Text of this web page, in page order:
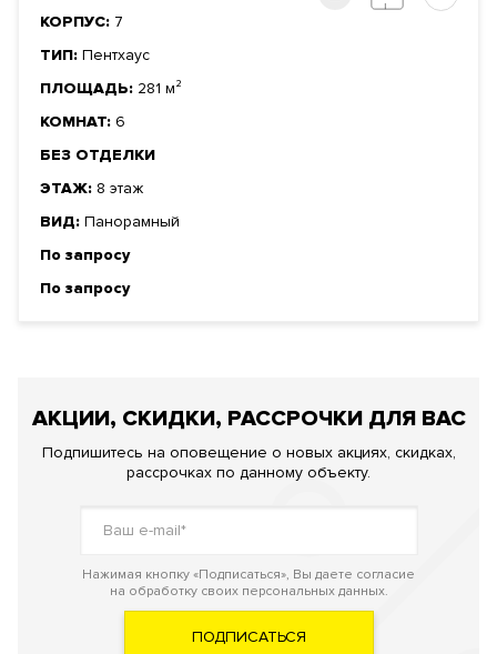
КОРПУС: 7
ТИП: Пентхаус
ПЛОЩАДЬ: 281 м²
КОМНАТ: 6
БЕЗ ОТДЕЛКИ
ЭТАЖ: 8 этаж
ВИД: Панорамный
По запросу
По запросу
АКЦИИ, СКИДКИ, РАССРОЧКИ ДЛЯ ВАС
Подпишитесь на оповещение о новых акциях, скидках,
рассрочках по данному объекту.
Нажимая кнопку «Подписаться», Вы даете согласие
на обработку своих персональных данных.
ПОДПИСАТЬСЯ